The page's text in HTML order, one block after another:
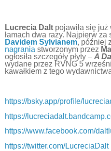
Lucrecia Dalt pojawiła się
łamach dwa razy. Najpierw za
Davidem Sylvianem, później z
nagrania stworzonym przez
ogłosiła szczegóły płyty – A
wydane przez RVNG 5
kawałkiem z tego
https://bsky.app/profile/
https://
https://www.facebook.com/
https://twitter.com/LucreciaDalt